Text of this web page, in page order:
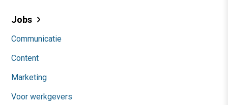
Jobs
Communicatie
Content
Marketing
Voor werkgevers